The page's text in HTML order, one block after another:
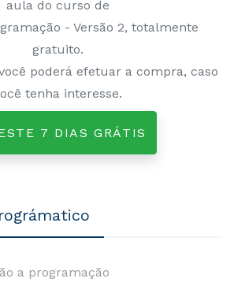
aula do curso de
- Versão 2, totalmente
gratuito.
poderá efetuar a compra, caso
tenha interesse.
TESTE 7 DIAS GRÁTIS
a programação